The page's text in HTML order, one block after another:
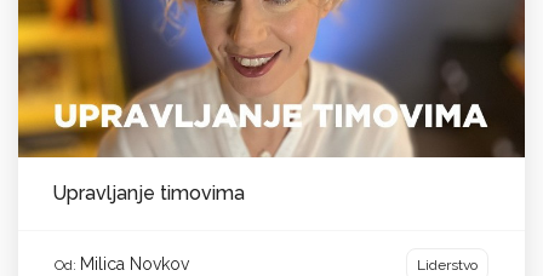
Upravljanje timovima
Od: Milica Novkov Liderstvo